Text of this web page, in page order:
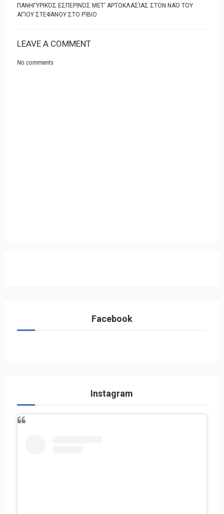
ΠΑΝΗΓΥΡΙΚΌΣ ΕΣΠΕΡΙΝΌΣ ΜΕΤ' ΑΡΤΟΚΛΑΣΊΑΣ ΣΤΟΝ ΝΑΌ ΤΟΥ
ΑΓΊΟΥ ΣΤΕΦΆΝΟΥ ΣΤΟ ΡΊΒΙΟ
LEAVE A COMMENT
No comments
Facebook
Instagram